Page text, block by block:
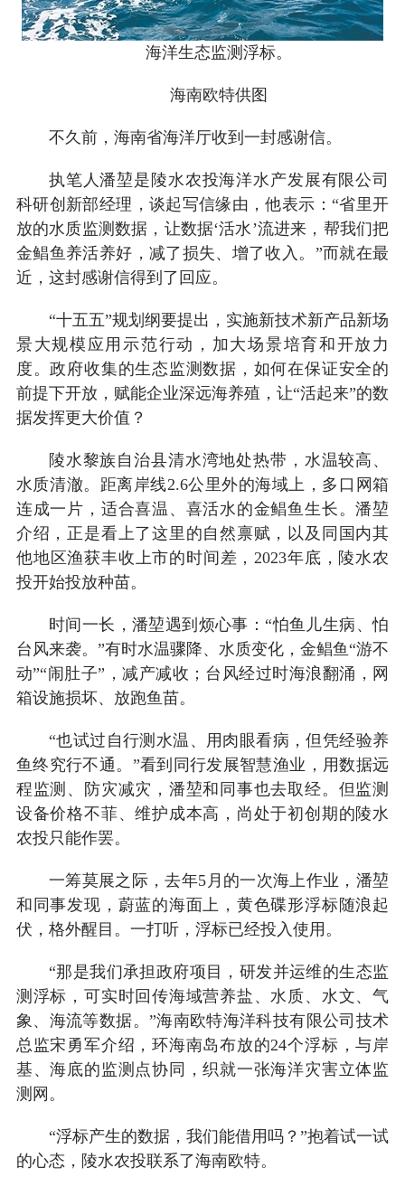
海洋生态监测浮标。
海南欧特供图
不久前，海南省海洋厅收到一封感谢信。
执笔人潘堃是陵水农投海洋水产发展有限公司
科研创新部经理，谈起写信缘由，他表示：“省里开
放的水质监测数据，让数据‘活水’流进来，帮我们把
金鲳鱼养活养好，减了损失、增了收入。”而就在最
近，这封感谢信得到了回应。
“十五五”规划纲要提出，实施新技术新产品新场
景大规模应用示范行动，加大场景培育和开放力
度。政府收集的生态监测数据，如何在保证安全的
前提下开放，赋能企业深远海养殖，让“活起来”的数
据发挥更大价值？
陵水黎族自治县清水湾地处热带，水温较高、
水质清澈。距离岸线2.6公里外的海域上，多口网箱
连成一片，适合喜温、喜活水的金鲳鱼生长。潘堃
介绍，正是看上了这里的自然禀赋，以及同国内其
他地区渔获丰收上市的时间差，2023年底，陵水农
投开始投放种苗。
时间一长，潘堃遇到烦心事：“怕鱼儿生病、怕
台风来袭。”有时水温骤降、水质变化，金鲳鱼“游不
动”“闹肚子”，减产减收；台风经过时海浪翻涌，网
箱设施损坏、放跑鱼苗。
“也试过自行测水温、用肉眼看病，但凭经验养
鱼终究行不通。”看到同行发展智慧渔业，用数据远
程监测、防灾减灾，潘堃和同事也去取经。但监测
设备价格不菲、维护成本高，尚处于初创期的陵水
农投只能作罢。
一筹莫展之际，去年5月的一次海上作业，潘堃
和同事发现，蔚蓝的海面上，黄色碟形浮标随浪起
伏，格外醒目。一打听，浮标已经投入使用。
“那是我们承担政府项目，研发并运维的生态监
测浮标，可实时回传海域营养盐、水质、水文、气
象、海流等数据。”海南欧特海洋科技有限公司技术
总监宋勇军介绍，环海南岛布放的24个浮标，与岸
基、海底的监测点协同，织就一张海洋灾害立体监
测网。
“浮标产生的数据，我们能借用吗？”抱着试一试
的心态，陵水农投联系了海南欧特。